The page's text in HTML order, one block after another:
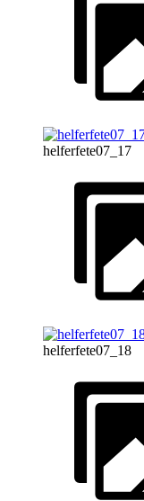
helferfete07_17
helferfete07_18